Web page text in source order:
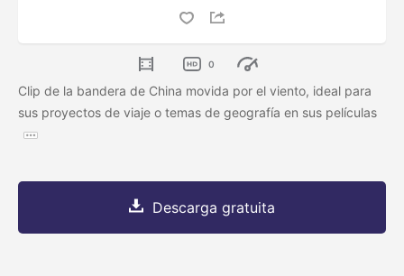
0
Clip de la bandera de China movida por el viento, ideal para
sus proyectos de viaje o temas de geografía en sus películas
Descarga gratuita